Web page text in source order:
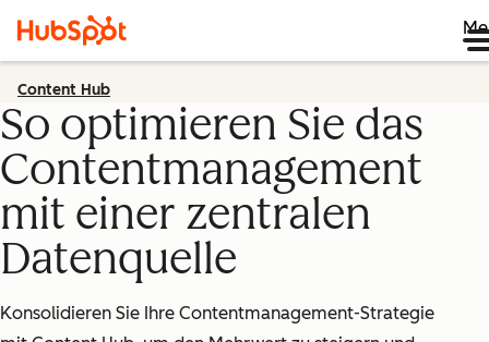
Content Hub
So optimieren Sie das
Contentmanagement
mit einer zentralen
Datenquelle
Konsolidieren Sie Ihre Contentmanagement-Strategie